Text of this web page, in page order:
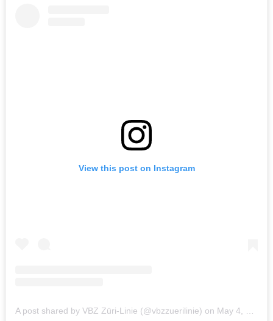
View this post on Instagram
A post shared by VBZ Züri-Linie (@vbzzuerilinie) on May 4, 2018 at 7:06am PDT